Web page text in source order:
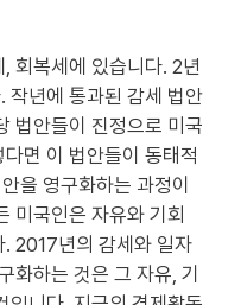
회복세에 있습니다. 2년
작년에 통과된 감세 법안
법안들이 진정으로 미국
면 이 법안들이 동태적
을 영구화하는 과정이
미국인은 자유와 기회
2017년의 감세와 일자
화하는 것은 그 자유, 기